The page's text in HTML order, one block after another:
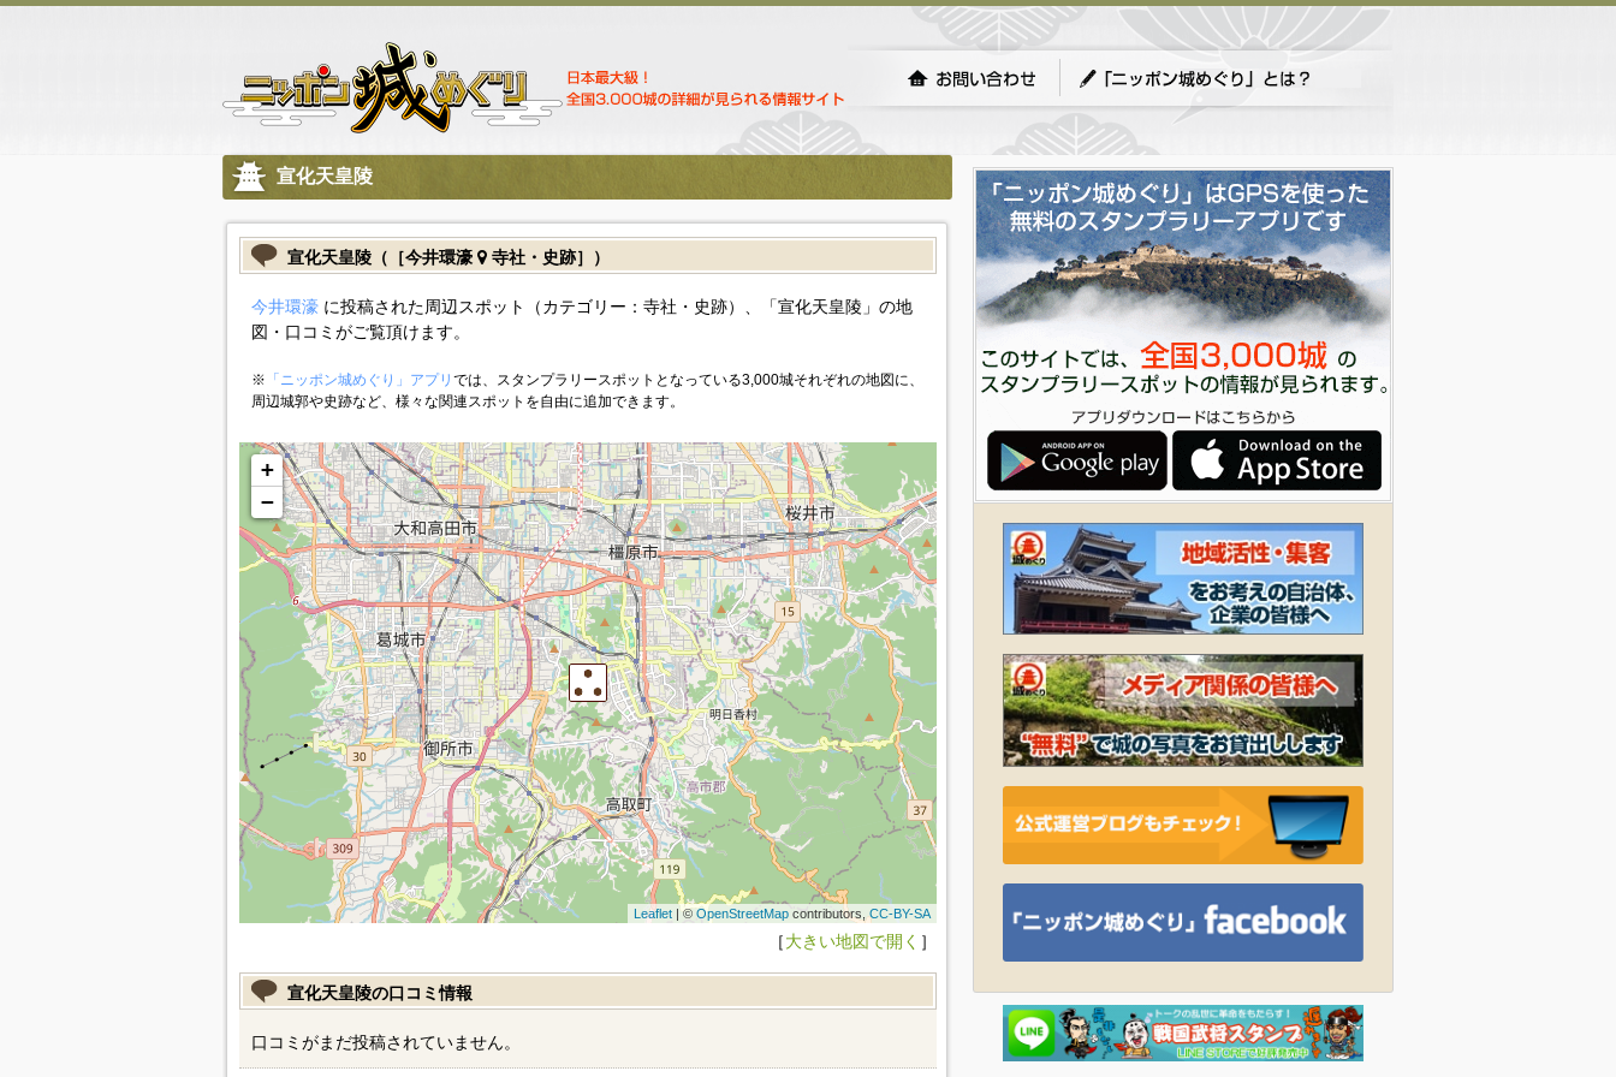
宣化天皇陵
宣化天皇陵（［今井環濠 寺社・史跡］）
今井環濠に投稿された周辺スポット（カテゴリー：寺社・史跡）、「宣化天皇陵」の地
図・口コミがご覧頂けます。
※ 「ニッポン城めぐり」アプリ では、スタンプラリースポットとなっている3,000城それぞれの地図に、
周辺城郭や史跡など、様々な関連スポットを自由に追加できます。
+
−
Leaflet| © OpenStreetMapcontributors, CC-BY-SA
［大きい地図で開く ］
宣化天皇陵の口コミ情報
口コミがまだ投稿されていません。